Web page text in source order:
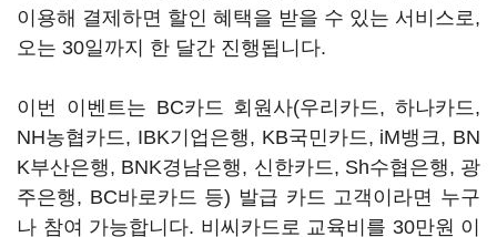
이용해 결제하면 할인 혜택을 받을 수 있는 서비스로,
오는 30일까지 한 달간 진행됩니다.
이번 이벤트는 BC카드 회원사(우리카드, 하나카드,
NH농협카드, IBK기업은행, KB국민카드, iM뱅크, BN
K부산은행, BNK경남은행, 신한카드, Sh수협은행, 광
주은행, BC바로카드 등) 발급 카드 고객이라면 누구
나 참여 가능합니다. 비씨카드로 교육비를 30만원 이